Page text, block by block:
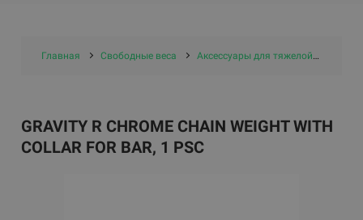
Главная Свободные веса Аксессуары для тяжелой атлетики
GRAVITY R CHROME CHAIN WEIGHT WITH
COLLAR FOR BAR, 1 PSC